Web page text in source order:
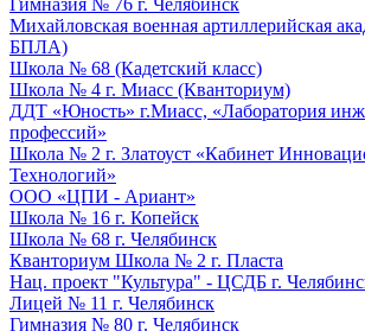
Гимназия № 76 г. Челябинск
Михайловская военная артиллерийская
БПЛА)
Школа № 68 (Кадетский класс)
Школа № 4 г. Миасс (Кванториум)
ДДТ «Юность» г.Миасс, «Лаборатория
профессий»
Школа № 2 г. Златоуст «Кабинет
Технологий»
ООО «ЦПИ - Ариант»
Школа № 16 г. Копейск
Школа № 68 г. Челябинск
Кванториум Школа № 2 г. Пласта
Нац. проект "Культура" - ЦСДБ г.
Лицей № 11 г. Челябинск
Гимназия № 80 г. Челябинск